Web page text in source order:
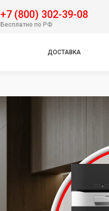
+7 (800) 302-39-08
Бесплатно по РФ
ДОСТАВКА